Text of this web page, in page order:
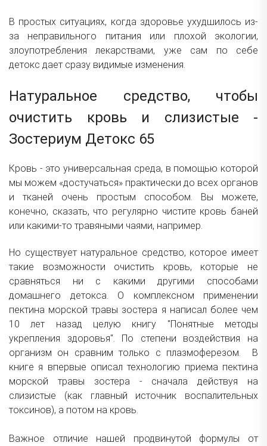
В простых ситуациях, когда здоровье ухудшилось из-
за неправильного питания или плохой экологии,
злоупотребления лекарствами, уже сам по себе
детокс дает сразу видимые изменения.
Натуральное средство, чтобы
очистить кровь и слизистые -
Зостериум Детокс 65
Кровь - это универсальная среда, в помощью которой
мы можем «достучаться» практически до всех органов
и тканей очень простым способом. Вы можете,
конечно, сказать, что регулярно чистите кровь баней
или какими-то травяными чаями, например.
Но существует натуральное средство, которое имеет
такие возможности очистить кровь, которые не
сравняться ни с какими другими способами
домашнего детокса. О комплексном применении
пектина морской травы зостера я написал более чем
10 лет назад целую книгу "Понятные методы
укрепления здоровья". По степени воздействия на
организм он сравним только с плазмоферезом. В
книге я впервые описал технологию приема пектина
морской травы зостера - сначала действуя на
слизистые (как главный источник воспалительных
токсинов), а потом на кровь.
Важное отличие нашей продвинутой формулы от